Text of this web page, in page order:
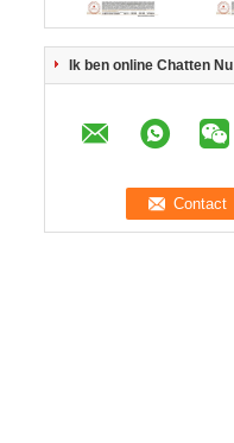
Ik ben online Chatten Nu